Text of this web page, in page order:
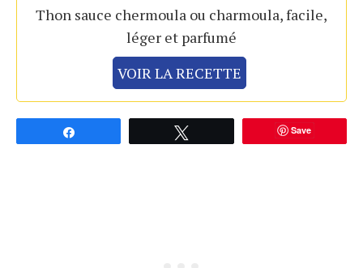
Thon sauce chermoula ou charmoula, facile,
léger et parfumé
VOIR LA RECETTE
Save